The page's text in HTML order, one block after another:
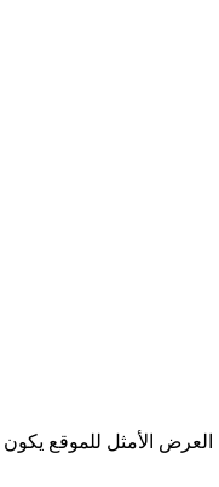
العرض الأمثل للموقع